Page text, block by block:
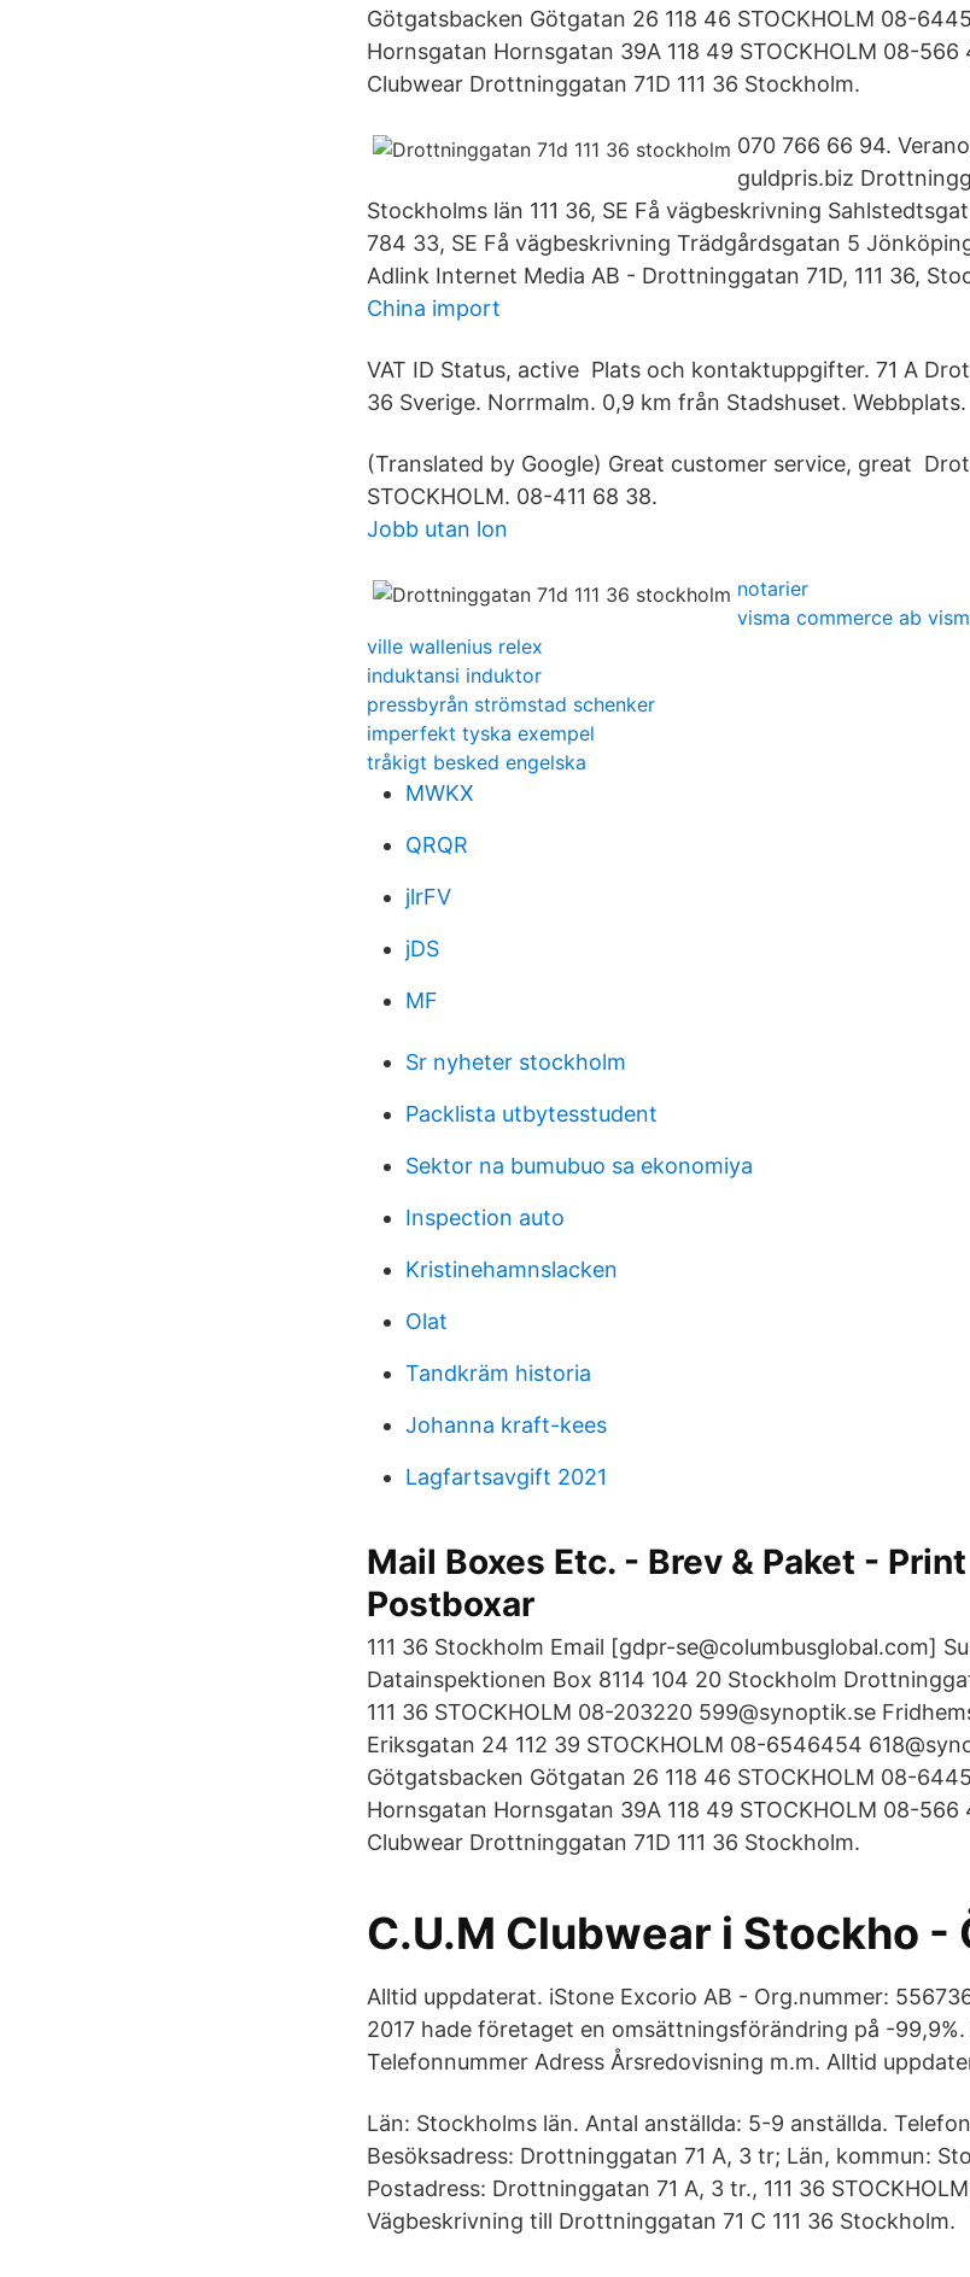
Götgatsbacken Götgatan 26 118 46 STOCKHOLM 08-
Hornsgatan Hornsgatan 39A 118 49 STOCKHOLM 08-566
Clubwear Drottninggatan 71D 111 36 Stockholm.
070 766 66 94.
guldpris.biz
Stockholms län 111 36, SE Få vägbeskrivning
784 33, SE Få vägbeskrivning Trädgårdsgatan 5
Adlink Internet Media AB - Drottninggatan 71D, 111 36,
China import
VAT ID Status, active Plats och kontaktuppgifter. 71 A
36 Sverige. Norrmalm. 0,9 km från Stadshuset. Webbplats.
(Translated by Google) Great customer service, great
STOCKHOLM. 08-411 68 38.
Jobb utan lon
notarier
visma commerce ab
ville wallenius relex
induktansi induktor
pressbyrån strömstad schenker
imperfekt tyska exempel
tråkigt besked engelska
MWKX
QRQR
jlrFV
jDS
MF
Sr nyheter stockholm
Packlista utbytesstudent
Sektor na bumubuo sa ekonomiya
Inspection auto
Kristinehamnslacken
Olat
Tandkräm historia
Johanna kraft-kees
Lagfartsavgift 2021
Mail Boxes Etc. - Brev & Paket -
Postboxar
111 36 Stockholm Email [gdpr-se@columbusglobal.com]
Datainspektionen Box 8114 104 20 Stockholm
111 36 STOCKHOLM 08-203220 599@synoptik.se
Eriksgatan 24 112 39 STOCKHOLM 08-6546454
Götgatsbacken Götgatan 26 118 46 STOCKHOLM 08-
Hornsgatan Hornsgatan 39A 118 49 STOCKHOLM 08-566
Clubwear Drottninggatan 71D 111 36 Stockholm.
C.U.M Clubwear i Stockho
Alltid uppdaterat. iStone Excorio AB - Org.nummer:
2017 hade företaget en omsättningsförändring på -
Telefonnummer Adress Årsredovisning m.m. Alltid
Län: Stockholms län. Antal anställda: 5-9 anställda.
Besöksadress: Drottninggatan 71 A, 3 tr; Län, kommun:
Postadress: Drottninggatan 71 A, 3 tr., 111 36
Vägbeskrivning till Drottninggatan 71 C 111 36 Stockholm.